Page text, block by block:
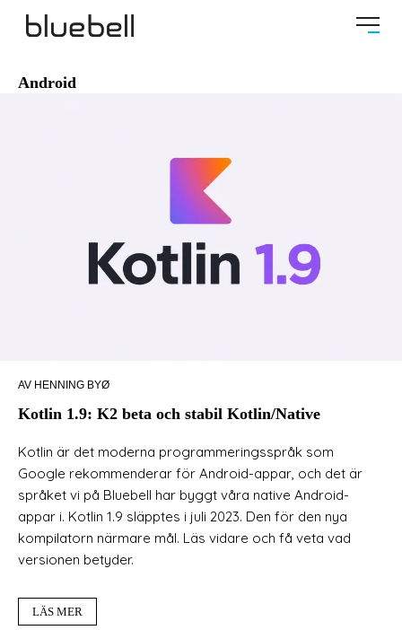
Android
AV HENNING BYØ
Kotlin 1.9: K2 beta och stabil Kotlin/Native
Kotlin är det moderna programmeringsspråk som
Google rekommenderar för Android-appar, och det är
språket vi på Bluebell har byggt våra native Android-
appar i. Kotlin 1.9 släpptes i juli 2023. Den för den nya
kompilatorn närmare mål. Läs vidare och få veta vad
versionen betyder.
LÄS MER